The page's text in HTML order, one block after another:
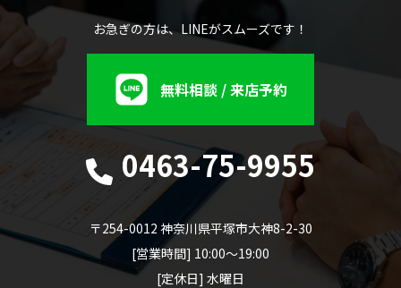
お急ぎの方は、LINEがスムーズです！
無料相談 / 来店予約
0463-75-9955
〒254-0012 神奈川県平塚市大神8-2-30
[営業時間] 10:00～19:00
[定休日] 水曜日